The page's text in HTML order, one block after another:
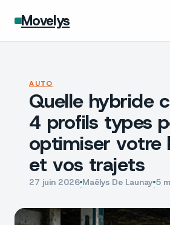
Movelys
Moto
Assurance
Écologie
AUTO
Quelle hybride
4 profils types
optimiser votre
et vos trajets
27 juin 2026·Maëlys De Launay·5